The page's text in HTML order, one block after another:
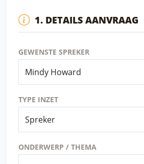
1. DETAILS AANVRAAG
GEWENSTE SPREKER
TYPE INZET
ONDERWERP / THEMA